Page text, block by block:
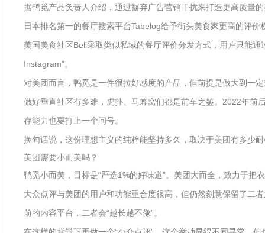
据鸭觅产品负责人介绍，通过摒弃广告营销干扰来打造更高质量
日本排名第一的餐厅搜索平台Tabelog给予街头美食家更高的评
美国美食社区Beli采取类似私域的餐厅评价分发方式，用户只能
Instagram”。
对美团而言，鸭觅是一件很拉好感度的产品，但前提是做大到一
做好垂直社区有多难，虎扑、马蜂窝们都是前车之鉴。2022年前
存能力也要打上一个问号。
换句话说，这份理想主义的纯粹能坚持多久，取决于美团有多少
美团需要小而美吗？
鸭觅小而美，目标是“严选1%的好味道”。美团大而全，致力于
大众点评与美团的用户和功能重合度很高，但仍然刻意保留了二
前的内容平台，二者会“越长越不像”。